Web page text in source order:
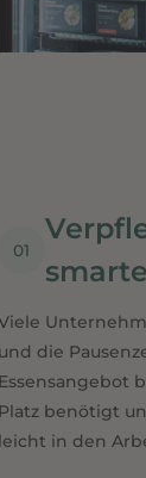
und die
Essensangebot
Platz benötigt
leicht in den